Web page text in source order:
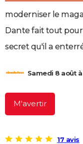
Destinations
City break
Voyage nature
Voyage de noces
Forum
Climat
PHOTO
GUIDES D'ACHAT
BONS PLANS
CARTE DE VOEUX
Carte de Noël
Carte Bonne année
Carte Saint-Valentin
Carte Pâques
Carte d'anniversaire
DICTIONNAIRE
Biographies
Expressions
PROGRAMME TV
COPAINS D'AVANT
moderniser le
Dante fait tout
secret qu'il a
Samedi 8 août à
M'avertir
17 avis